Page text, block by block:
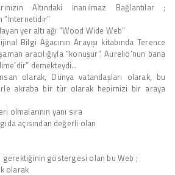
Altındaki İnanılmaz Bağlantılar ;
“İnternetidir”
yer altı ağı “Wood Wide Web”
Bilgi Ağacının Arayışı kitabında Terence
aracılığıyla “konuşur”. Aurelio’nun bana
demekteydi…
olarak, Dünya vatandaşları olarak, bu
akraba bir tür olarak hepimizi bir araya
olmalarının yanı sıra
açısından değerli olan
gerektiğinin göstergesi olan bu Web ;
olarak